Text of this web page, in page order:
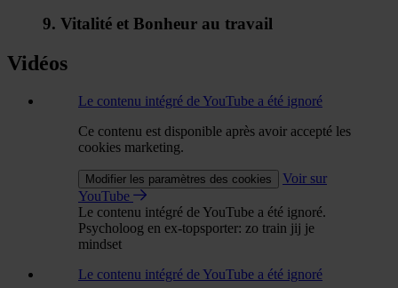
9. Vitalité et Bonheur au travail
Vidéos
Le contenu intégré de YouTube a été ignoré
Ce contenu est disponible après avoir accepté les
cookies marketing.
Modifier les paramètres des cookies
Voir sur
YouTube
Le contenu intégré de YouTube a été ignoré.
Psycholoog en ex-topsporter: zo train jij je
mindset
Le contenu intégré de YouTube a été ignoré